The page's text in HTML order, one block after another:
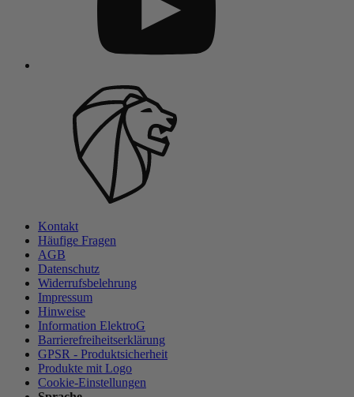
Kontakt
Häufige Fragen
AGB
Datenschutz
Widerrufsbelehrung
Impressum
Hinweise
Information ElektroG
Barrierefreiheitserklärung
GPSR - Produktsicherheit
Produkte mit Logo
Cookie-Einstellungen